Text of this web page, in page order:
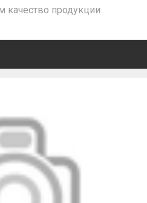
качество продукции